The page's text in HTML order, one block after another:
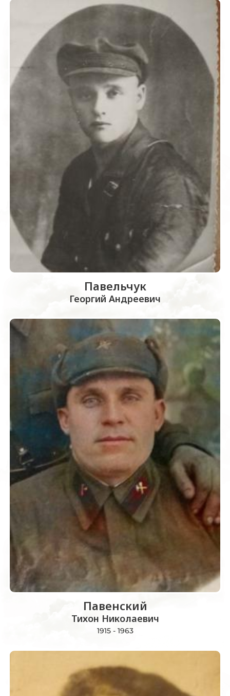
Павельчук
Георгий Андреевич
Павенский
Тихон Николаевич
1915 - 1963